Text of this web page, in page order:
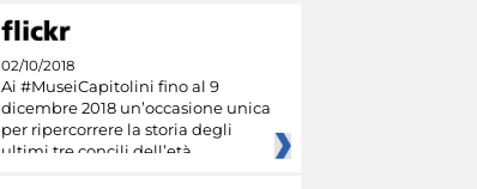
02/10/2018
Ai #MuseiCapitolini fino al 9
dicembre 2018 un’occasione unica
per ripercorrere la storia degli
ultimi tre concili dell’età